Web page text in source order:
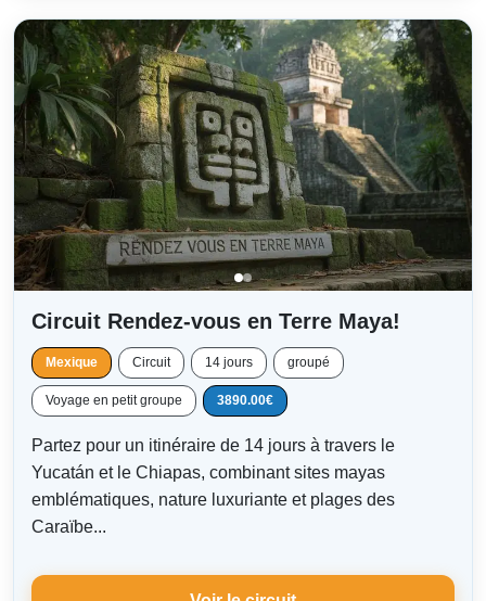
Circuit Rendez-vous en Terre Maya!
Mexique Circuit 14 jours groupé
Voyage en petit groupe 3890.00€
Partez pour un itinéraire de 14 jours à travers le
Yucatán et le Chiapas, combinant sites mayas
emblématiques, nature luxuriante et plages des
Caraïbe...